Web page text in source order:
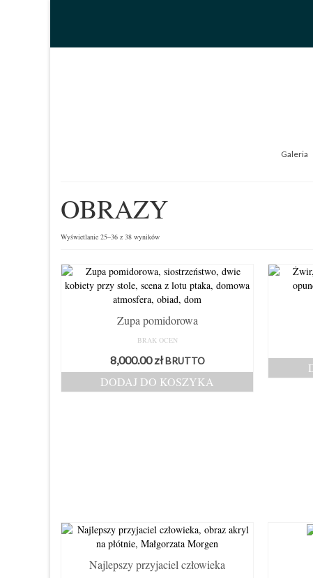
Galeria
OBRAZY
Wyświetlanie 25–36 z 38 wyników
Zupa pomidorowa
BRAK OCEN
8,000.00zł BRUTTO
DODAJ DO KOSZYKA
Najlepszy przyjaciel człowieka